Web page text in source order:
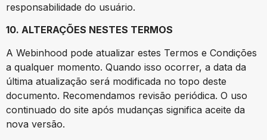
responsabilidade do usuário.
10. ALTERAÇÕES NESTES TERMOS
A Webinhood pode atualizar estes Termos e Condições
a qualquer momento. Quando isso ocorrer, a data da
última atualização será modificada no topo deste
documento. Recomendamos revisão periódica. O uso
continuado do site após mudanças significa aceite da
nova versão.